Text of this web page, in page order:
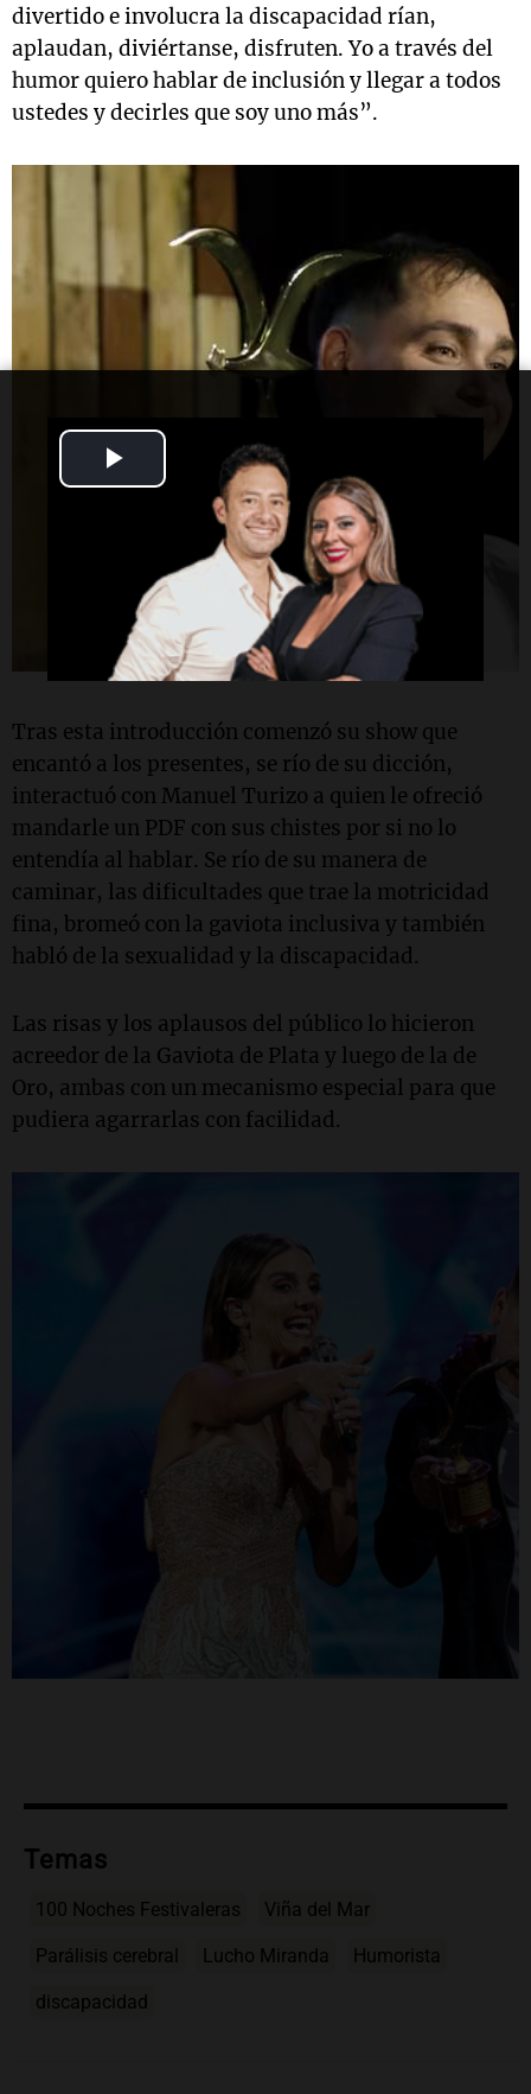
Video
divertido e involucra la discapacidad rían,
aplaudan, diviértanse, disfruten. Yo a través del
humor quiero hablar de inclusión y llegar a todos
ustedes y decirles que soy uno más”.
Tras esta introducción comenzó su show que
encantó a los presentes, se río de su dicción,
interactuó con Manuel Turizo a quien le ofreció
mandarle un PDF con sus chistes por si no lo
entendía al hablar. Se río de su manera de
caminar, las dificultades que trae la motricidad
fina, bromeó con la gaviota inclusiva y también
habló de la sexualidad y la discapacidad.
Las risas y los aplausos del público lo hicieron
acreedor de la Gaviota de Plata y luego de la de
Oro, ambas con un mecanismo especial para que
pudiera agarrarlas con facilidad.
Temas
100 Noches Festivaleras Viña del Mar
Parálisis cerebral Lucho Miranda Humorista
discapacidad